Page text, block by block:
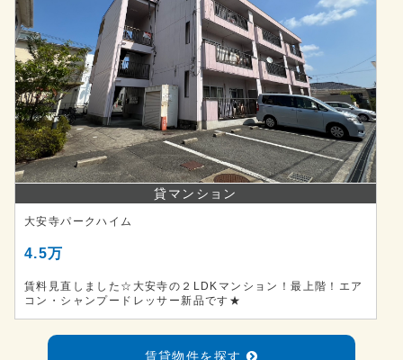
貸マンション
大安寺パークハイム
4.5万
賃料見直しました☆大安寺の２LDKマンション！最上階！エア
コン・シャンプードレッサー新品です★
賃貸物件を探す